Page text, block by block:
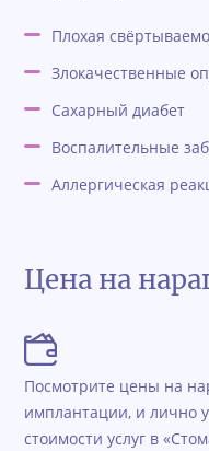
Плохая
Злокачественные
Сахарный диабет
Воспалительные
Аллергическая
Цена на
Посмотрите цены на
имплантации, и лично
стоимости услуг в